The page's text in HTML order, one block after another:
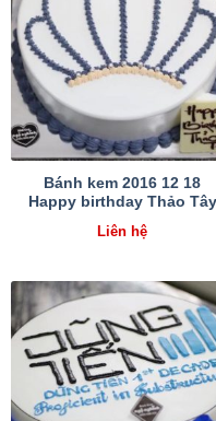
Bánh kem 2016 12 18
Happy birthday Thảo Tây
Liên hệ